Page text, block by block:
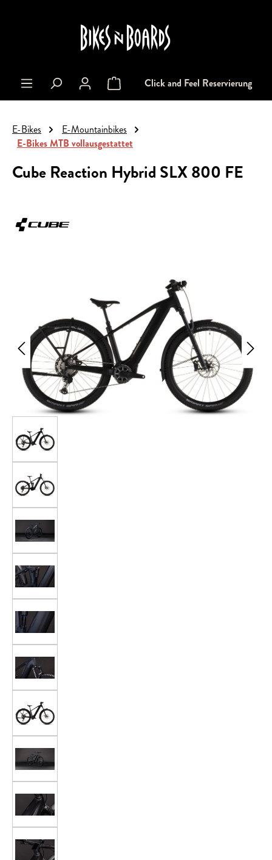
Warenkorb enthält 0 Positionen. Der
Click and Feel Reservierung
E-Bikes
E-Mountainbikes
E-Bikes MTB vollausgestattet
Cube Reaction Hybrid SLX 800 FE